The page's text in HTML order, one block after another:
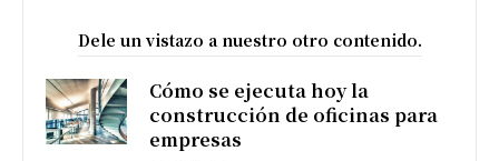
Dele un vistazo a nuestro otro contenido.
Cómo se ejecuta hoy la
construcción de oficinas para
empresas